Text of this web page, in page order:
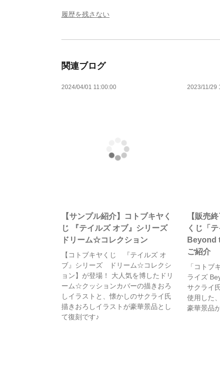
履歴を残さない
関連ブログ
2024/04/01 11:00:00
【サンプル紹介】コトブキヤく
じ 『テイルズ オブ』シリーズ
ドリーム☆コレクション
【コトブキヤくじ 『テイルズ オ
ブ』シリーズ ドリーム☆コレクシ
ョン】が登場！ 大人気を博したドリ
ーム☆クッションカバーの描きおろ
しイラストと、懐かしのサクライ氏
描きおろしイラストが豪華景品とし
て復刻です♪
2023/11/29
【販売
くじ「
Beyond
ご紹介
「コトブ
ライズ
サクライ
使用した
豪華景品